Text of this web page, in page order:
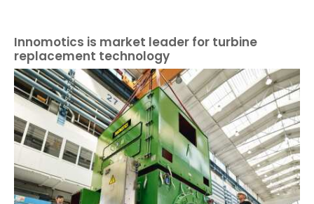
Innomotics is market leader for turbine
replacement technology